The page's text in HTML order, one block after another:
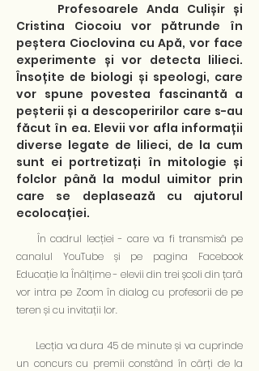
Profesoarele Anda Culișir și
Cristina Ciocoiu vor pătrunde în
peștera Cioclovina cu Apă, vor face
experimente și vor detecta lilieci.
Însoțite de biologi și speologi, care
vor spune povestea fascinantă a
peșterii și a descoperirilor care s-au
făcut în ea. Elevii vor afla informații
diverse legate de lilieci, de la cum
sunt ei portretizați în mitologie și
folclor până la modul uimitor prin
care se deplasează cu ajutorul
ecolocației.
În cadrul lecției - care va fi transmisă pe
canalul YouTube și pe pagina Facebook
Educație la Înălțime - elevii din trei școli din țară
vor intra pe Zoom în dialog cu profesorii de pe
teren și cu invitații lor.
Lecția va dura 45 de minute și va cuprinde
un concurs cu premii constând în cărți de la